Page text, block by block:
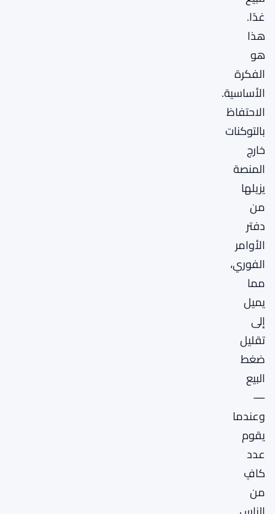
غدًا.
هذا
هو
الفكرة
الأساسية.
الاحتفاظ
بالتوكنات
خارج
المنصة
يزيلها
من
دفتر
الأوامر
الفوري،
مما
يميل
إلى
تقليل
ضغط
البيع
—
وعندما
يقوم
عدد
كافٍ
من